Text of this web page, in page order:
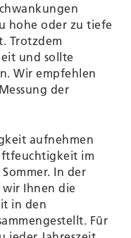
hohe oder zu tiefe
Trotzdem
und sollte
Wir empfehlen
der
aufnehmen
im
In der
wir Ihnen die
in den
Für